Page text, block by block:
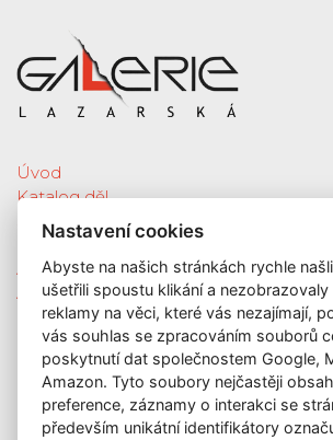
Úvod
Katalog děl
Služby
Nová díla
Aktuální výstava
Aukce
O nás
Kontakt
KONTAKT
GALERIE LAZARSKÁ
Nastavení cookies
Abyste na našich stránkách rychle
ušetřili spoustu klikání a nezobrazovaly
reklamy na věci, které vás nezajímají,
vás souhlas se zpracováním souborů
poskytnutí dat společnostem Google,
Amazon. Tyto soubory nejčastěji
preference, záznamy o interakci se
především unikátní identifikátory